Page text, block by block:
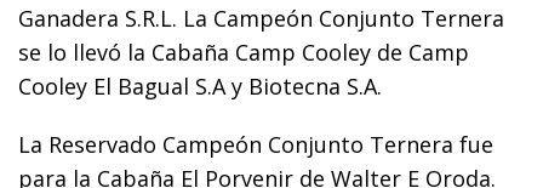
Ganadera S.R.L. La Campeón Conjunto Ternera
se lo llevó la Cabaña Camp Cooley de Camp
Cooley El Bagual S.A y Biotecna S.A.
La Reservado Campeón Conjunto Ternera fue
para la Cabaña El Porvenir de Walter E Oroda.